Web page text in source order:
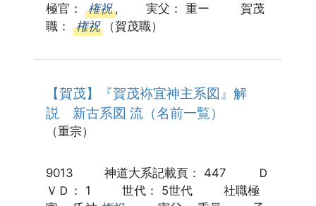
極官： 権祝 , 実父： 重ー 賀茂
職： 権祝 （賀茂職）
【賀茂】『賀茂袮宜神主系図』解
説 新古系図 流（名前一覧）
（重宗）
9013 神道大系記載頁： 447 Ｄ
ＶＤ： 1 世代： 5世代 社職極